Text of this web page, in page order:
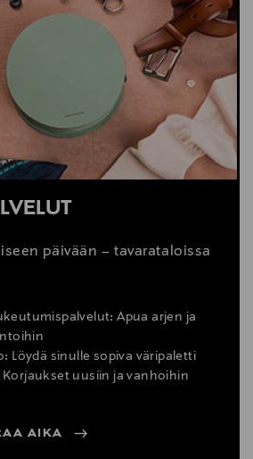
päivään – tavarataloissa
Apua arjen ja
Löydä sinulle sopiva väripaletti
uusiin ja vanhoihin
AIKA